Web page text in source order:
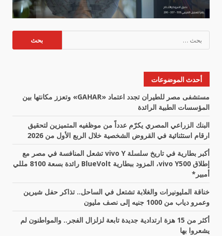
البحث
عن:
أحدث الموضوعات
مستشفى مصر للطيران تجدد اعتماد «GAHAR» وتعزز مكانتها بين
المؤسسات الطبية الرائدة
البنك الزراعي المصري يكرّم عدداً من موظفيه المتميزين لتحقيق
ارقام استثنائية في القروض الشخصية خلال الربع الأول من 2026
أكبر بطارية في تاريخ سلسلة vivo Y تشعل المنافسة في مصر مع
إطلاق vivo Y500، المزود ببطارية BlueVolt رائدة بسعة 8100 مللي
أمبير*
خناقة المليونيرات والغلابة تشتعل في الساحل.. تذاكر حفل شيرين
وعمرو دياب من 1000 جنيه إلى نصف مليون
أكثر من 15 هزة ارتدادية جديدة تابعة لزلزال الفجر.. والمواطنون لم
يشعروا بها